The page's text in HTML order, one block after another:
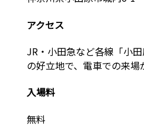
アクセス
JR・小田急など各線「小
の好立地で、電車での来場
入場料
無料